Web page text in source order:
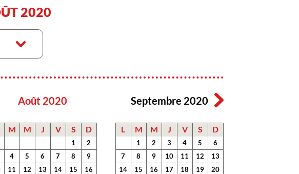
2020
Août 2020
M M J V S D
1
2
4 5 6 7 8
9
11 12 13 14 15
16
Septembre 2020
L M M J V S D
1 2 3 4 5
6
7
8 9 10 11 12
13
14
15 16 17 18 19
20